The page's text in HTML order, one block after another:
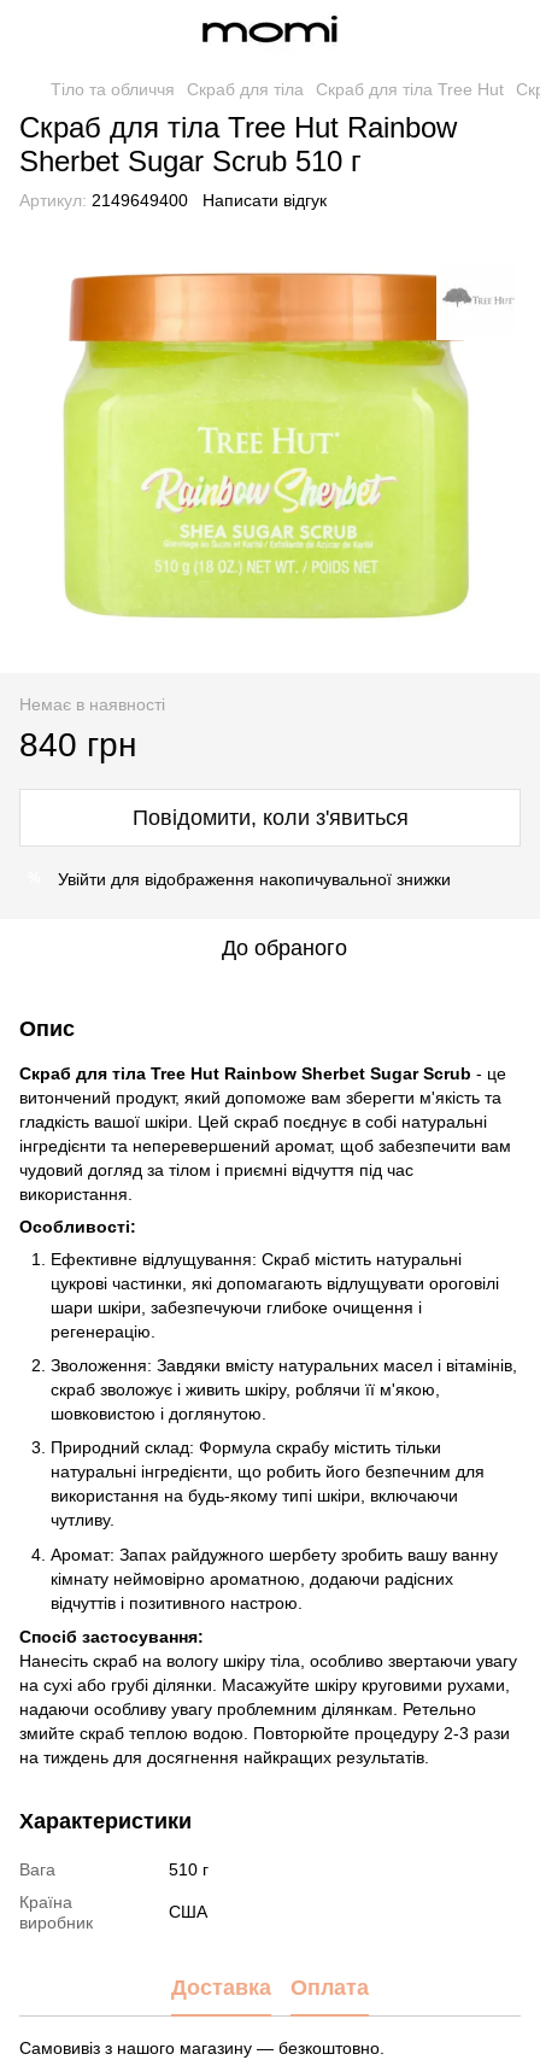
Тіло та обличчя Скраб для тіла Скраб для тіла Tree Hut
Скраб для тіла Tree Hut Rainbow
Sherbet Sugar Scrub 510 г
Артикул: 2149649400 Написати відгук
Немає в наявності
840 грн
Повідомити, коли з'явиться
Увійти для відображення накопичувальної знижки
До обраного
Опис
Скраб для тіла Tree Hut Rainbow Sherbet Sugar Scrub - це
витончений продукт, який допоможе вам зберегти м'якість та
гладкість вашої шкіри. Цей скраб поєднує в собі натуральні
інгредієнти та неперевершений аромат, щоб забезпечити вам
чудовий догляд за тілом і приємні відчуття під час
використання.
Особливості:
Ефективне відлущування: Скраб містить натуральні
цукрові частинки, які допомагають відлущувати ороговілі
шари шкіри, забезпечуючи глибоке очищення і
регенерацію.
Зволоження: Завдяки вмісту натуральних масел і вітамінів,
скраб зволожує і живить шкіру, роблячи її м'якою,
шовковистою і доглянутою.
Природний склад: Формула скрабу містить тільки
натуральні інгредієнти, що робить його безпечним для
використання на будь-якому типі шкіри, включаючи
чутливу.
Аромат: Запах райдужного шербету зробить вашу ванну
кімнату неймовірно ароматною, додаючи радісних
відчуттів і позитивного настрою.
Спосіб застосування:
Нанесіть скраб на вологу шкіру тіла, особливо звертаючи увагу
на сухі або грубі ділянки. Масажуйте шкіру круговими рухами,
надаючи особливу увагу проблемним ділянкам. Ретельно
змийте скраб теплою водою. Повторюйте процедуру 2-3 рази
на тиждень для досягнення найкращих результатів.
Характеристики
Вага
510 г
Країна
виробник
США
Доставка Оплата
Самовивіз з нашого магазину — безкоштовно.